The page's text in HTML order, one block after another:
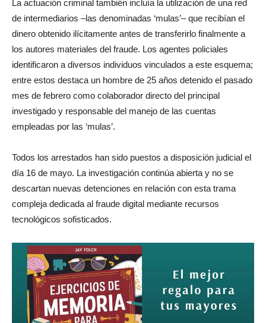
La actuación criminal también incluía la utilización de una red
de intermediarios –las denominadas ‘mulas’– que recibían el
dinero obtenido ilícitamente antes de transferirlo finalmente a
los autores materiales del fraude. Los agentes policiales
identificaron a diversos individuos vinculados a este esquema;
entre estos destaca un hombre de 25 años detenido el pasado
mes de febrero como colaborador directo del principal
investigado y responsable del manejo de las cuentas
empleadas por las ‘mulas’.
Todos los arrestados han sido puestos a disposición judicial el
día 16 de mayo. La investigación continúa abierta y no se
descartan nuevas detenciones en relación con esta trama
compleja dedicada al fraude digital mediante recursos
tecnológicos sofisticados.